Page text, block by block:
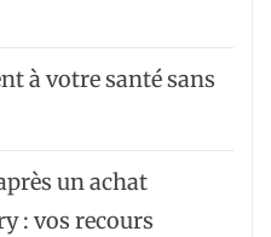
à votre santé sans
un achat
: vos recours